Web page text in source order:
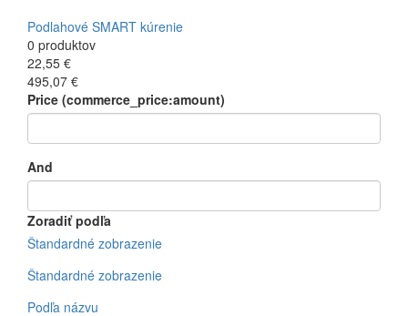
Podlahové SMART kúrenie
0 produktov
22,55 €
495,07 €
Price (commerce_price:amount)
And
Zoradiť podľa
Štandardné zobrazenie
Štandardné zobrazenie
Podľa názvu